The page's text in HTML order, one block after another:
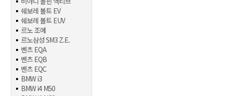
쉐보레 볼트 EV
쉐보레 볼트 EUV
르노 조에
르노삼성 SM3 Z.E.
벤츠 EQA
벤츠 EQB
벤츠 EQC
BMW i3
BMW i4 M50